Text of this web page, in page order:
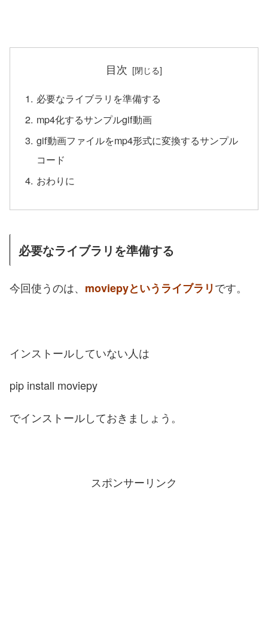
目次
必要なライブラリを準備する
mp4化するサンプルgif動画
gif動画ファイルをmp4形式に変換するサンプル
コード
おわりに
必要なライブラリを準備する
今回使うのは、 moviepyというライブラリです。
インストールしていない人は
pip install moviepy
でインストールしておきましょう。
スポンサーリンク